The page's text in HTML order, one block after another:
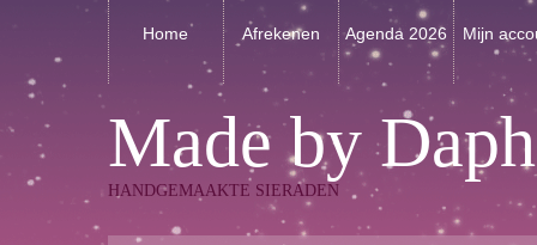
Home Afrekenen Agenda 2026 Mijn
Made by
HANDGEMAAKTE SIERADEN